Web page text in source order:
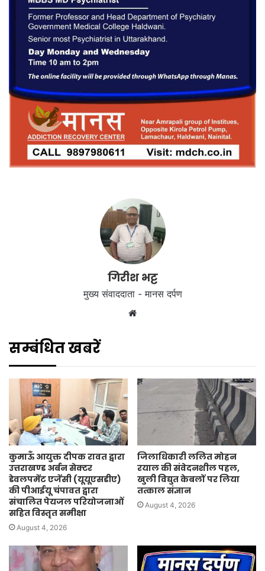
गिरीश भट्ट
मुख्य संवाददाता - मानस दर्पण
Website
सम्बंधित खबरें
कुमाऊँ आयुक्त दीपक रावत द्वारा
उत्तराखण्ड अर्बन सेक्टर
डेवलपमेंट एजेंसी (यूयूएसडीए)
की पीआईयू चंपावत द्वारा
संचालित पेयजल परियोजनाओं
सहित विस्तृत समीक्षा
August 4, 2026
जिलाधिकारी ललित मोहन
रयाल की संवेदनशील पहल,
खुली विद्युत केबलों पर लिया
तत्काल संज्ञान
August 4, 2026